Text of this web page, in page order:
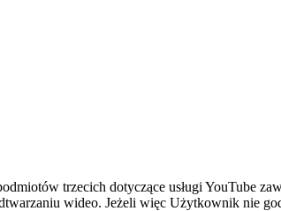
trzecich dotyczące usługi YouTube
wideo. Jeżeli więc Użytkownik nie